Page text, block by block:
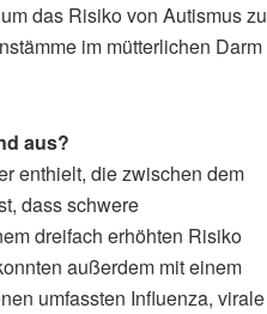
das Risiko von Autismus zu
im mütterlichen Darm
aus?
enthielt, die zwischen dem
dass schwere
dreifach erhöhten Risiko
außerdem mit einem
umfassten Influenza, virale